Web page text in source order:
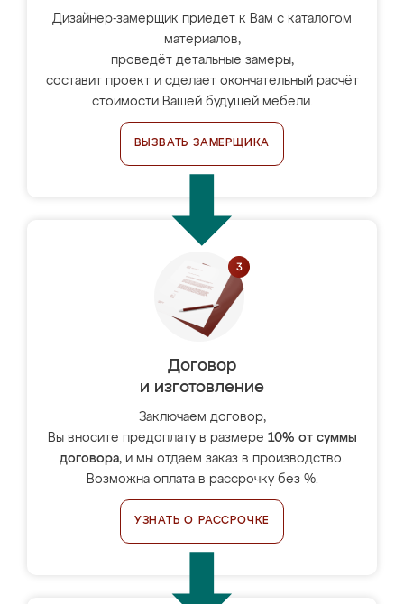
Дизайнер-замерщик приедет к Вам с каталогом
материалов,
проведёт детальные замеры,
составит проект и сделает окончательный расчёт
стоимости Вашей будущей мебели.
ВЫЗВАТЬ ЗАМЕРЩИКА
Договор
и изготовление
Заключаем договор,
Вы вносите предоплату в размере 10% от суммы
договора, и мы отдаём заказ в производство.
Возможна оплата в рассрочку без %.
УЗНАТЬ О РАССРОЧКЕ